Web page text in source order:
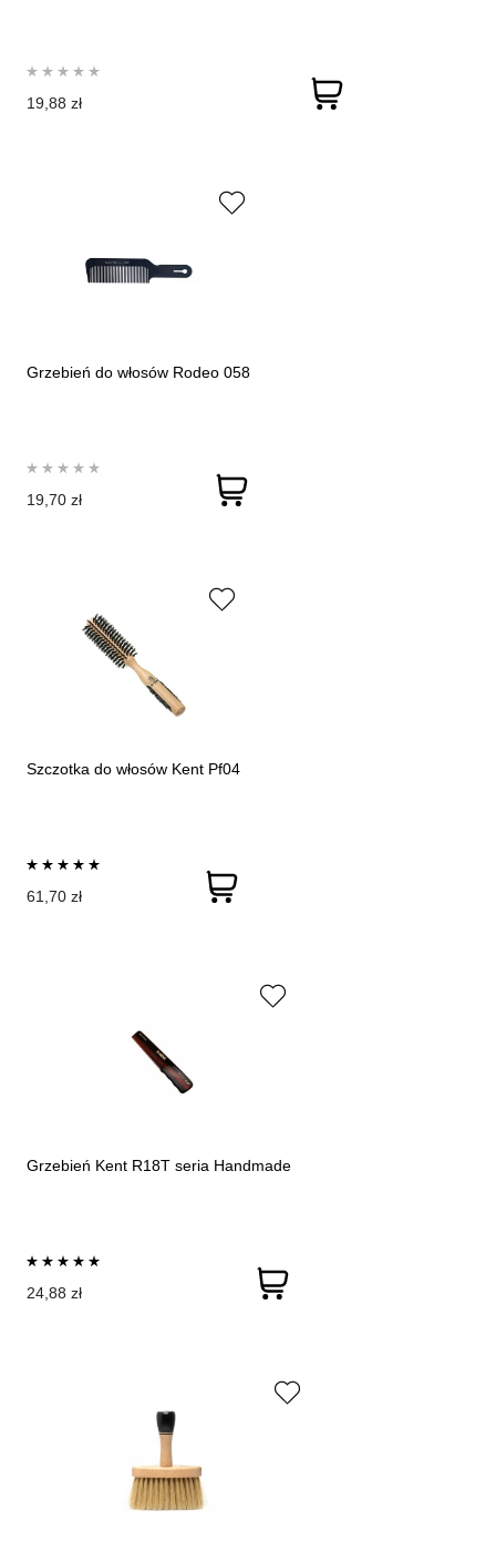
19,88 zł
Grzebień do włosów Rodeo 058
19,70 zł
Szczotka do włosów Kent Pf04
61,70 zł
Grzebień Kent R18T seria Handmade
24,88 zł